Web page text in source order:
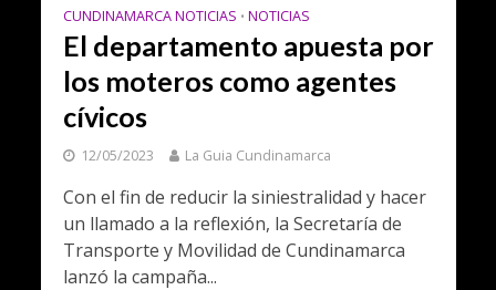
CUNDINAMARCA NOTICIAS • NOTICIAS
El departamento apuesta por
los moteros como agentes
cívicos
12/05/2023 La Guia Cundinamarca
Con el fin de reducir la siniestralidad y hacer
un llamado a la reflexión, la Secretaría de
Transporte y Movilidad de Cundinamarca
lanzó la campaña...